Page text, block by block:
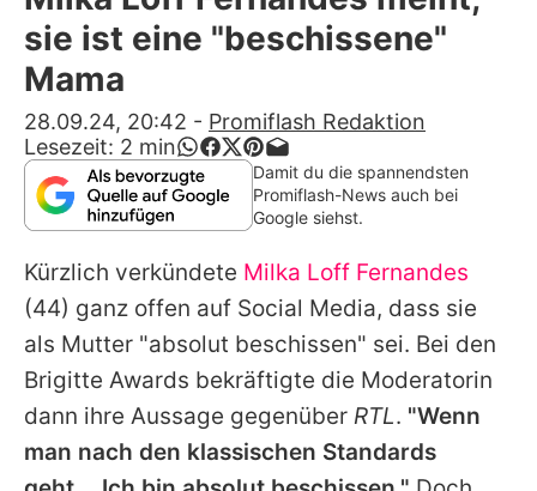
Alle Themen auf Promiflash
App runterladen
Team
Redaktionelle Richtlinien
Impressum
Datenschutzerklärung
Nutzungsbedingungen
Utiq verwalten
sie ist eine "beschissene"
Mama
28.09.24, 20:42 - Promiflash Redaktion
Lesezeit: 2 min
Damit du die spannendsten
Promiflash-News auch bei
Google siehst.
Kürzlich verkündete Milka Loff Fernandes
(44) ganz offen auf Social Media, dass sie
als Mutter "absolut beschissen" sei. Bei den
Brigitte Awards bekräftigte die Moderatorin
dann ihre Aussage gegenüber RTL. "Wenn
man nach den klassischen Standards